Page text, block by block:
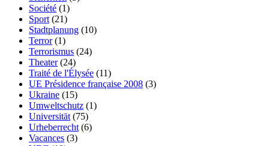
Société (1)
Sport (21)
Stadtplanung (10)
Terror(1)
Terrorismus (24)
Theater(24)
Traité de l'Élysée (11)
UE Présidence française 2008 (3)
Ukraine (15)
Umweltschutz (1)
Universität (75)
Urheberrecht (6)
Vacances (3)